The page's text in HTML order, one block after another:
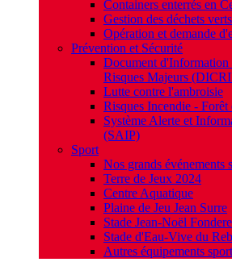
Containers enterrés en
Gestion des déchets verts
Opération et demande
Prévention et Sécurité
Document d'Information
Risques Majeurs
Lutte contre l'ambroisie
Risques Incendie - Forêt
Système Alerte et
(SAIP)
Sport
Nos grands événements
Terre de Jeux 2024
Centre Aquatique
Plaine de Jeu Jean Surre
Stade Jean-Noël Fondere
Stade d'Eau-Vive du
Autres équipements